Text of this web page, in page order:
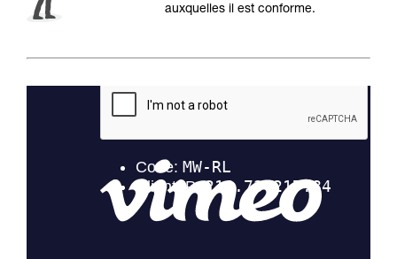
auxquelles il est conforme.